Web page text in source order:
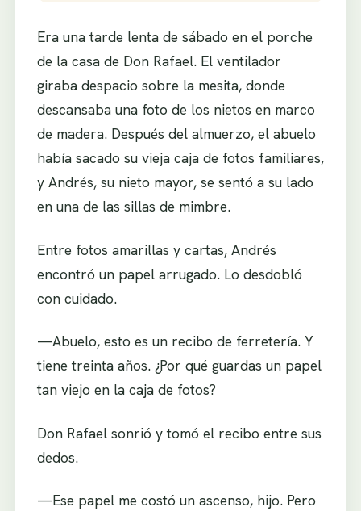
Era una tarde lenta de sábado en el porche
de la casa de Don Rafael. El ventilador
giraba despacio sobre la mesita, donde
descansaba una foto de los nietos en marco
de madera. Después del almuerzo, el abuelo
había sacado su vieja caja de fotos familiares,
y Andrés, su nieto mayor, se sentó a su lado
en una de las sillas de mimbre.
Entre fotos amarillas y cartas, Andrés
encontró un papel arrugado. Lo desdobló
con cuidado.
—Abuelo, esto es un recibo de ferretería. Y
tiene treinta años. ¿Por qué guardas un papel
tan viejo en la caja de fotos?
Don Rafael sonrió y tomó el recibo entre sus
dedos.
—Ese papel me costó un ascenso, hijo. Pero